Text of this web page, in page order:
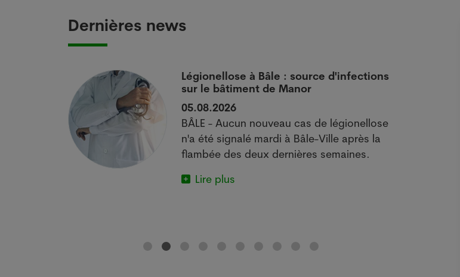
Dernières news
Légionellose à Bâle : source d'infections
sur le bâtiment de Manor
05.08.2026
BÂLE - Aucun nouveau cas de légionellose
n'a été signalé mardi à Bâle-Ville après la
flambée des deux dernières semaines.
Lire plus